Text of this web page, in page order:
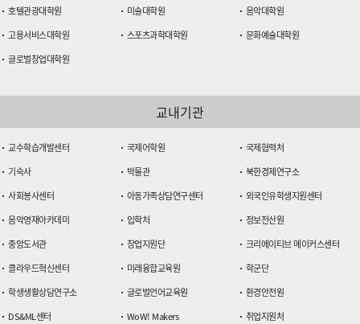
호텔관광대학원
미술대학원
음악대학원
고용서비스대학원
스포츠과학대학원
문화예술대학원
글로벌창업대학원
교내기관
교수학습개발센터 국제어학원
국제협력처
기숙사
박물관
북한경제연구소
사회봉사센터
아동가족상담연구센터
외국인유학생지원센터
음악영재아카데미
입학처
정보전산원
중앙도서관
창업지원단
크리에이티브 메이커스센터
클라우드혁신센터
미래융합교육원
학군단
학생생활상담연구소
글로벌언어교육원
환경안전원
DS&ML센터
WoW! Makers
취업지원처